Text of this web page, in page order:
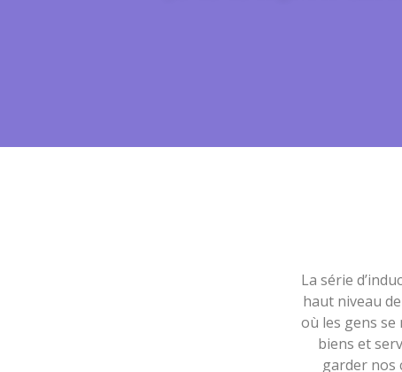
La série
haut niveau
où les gens
biens et
garder nos